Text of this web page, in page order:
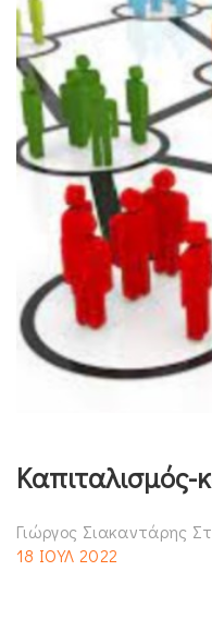
Καπιταλισμός-
Γιώργος Σιακαντάρης
18 ΙΟΥΛ 2022